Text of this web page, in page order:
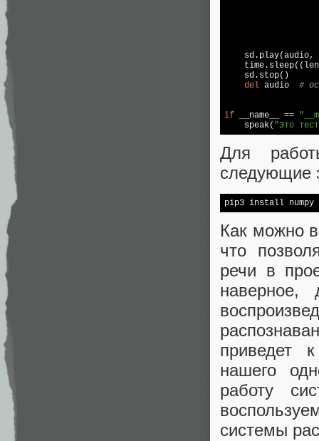
sd.play(audio,
    sd.stop()
del audio #
if __name__ ==
    speak(
"Это
Для
следующие
Как можно
что
речи в
приведет
нашего
работу
системы